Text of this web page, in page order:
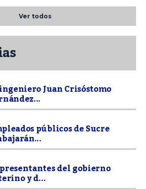
Ver todos
Juan Crisóstomo
públicos de Sucre
del gobierno
y d...